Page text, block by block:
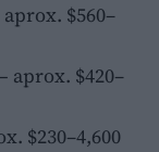
$560–
aprox. $420–
$230–4,600